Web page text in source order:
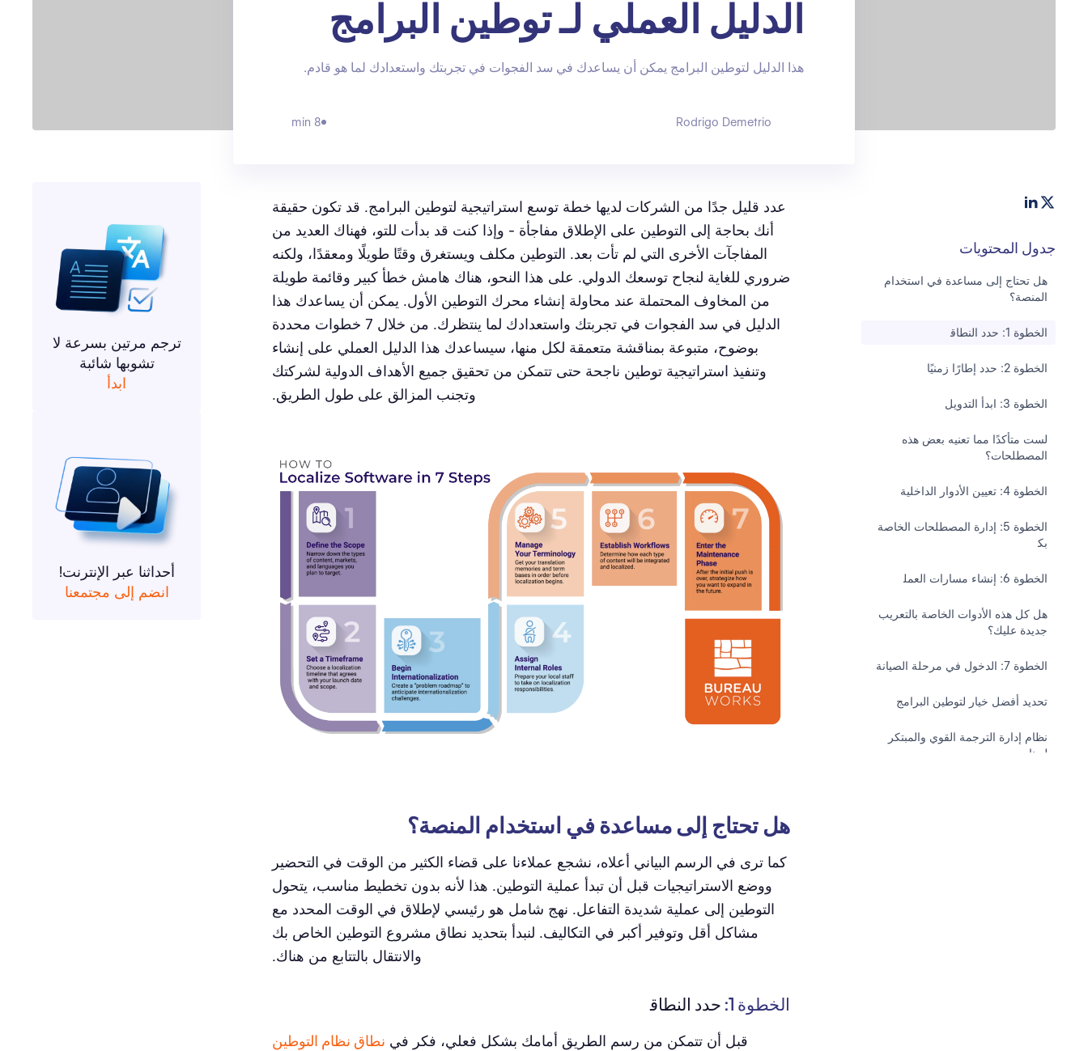
الدليل العملي لـ توطين البرامج
هذا الدليل لتوطين البرامج يمكن أن يساعدك في سد الفجوات في تجربتك واستعدادك لما هو قادم.
Rodrigo Demetrio
8 min
جدول المحتويات
هل تحتاج إلى مساعدة في استخدام
المنصة؟
الخطوة 1: حدد النطاق‍
الخطوة 2: حدد إطارًا زمنيًا
الخطوة 3: ابدأ التدويل
لست متأكدًا مما تعنيه بعض هذه
المصطلحات؟
الخطوة 4: تعيين الأدوار الداخلية
الخطوة 5: إدارة المصطلحات الخاصة
بك‍
الخطوة 6: إنشاء مسارات العمل‍
هل كل هذه الأدوات الخاصة بالتعريب
جديدة عليك؟
الخطوة 7: الدخول في مرحلة الصيانة
تحديد أفضل خيار لتوطين البرامج
نظام إدارة الترجمة القوي والمبتكر
لدينا
عدد قليل جدًا من الشركات لديها خطة توسع استراتيجية لتوطين البرامج. قد تكون حقيقة
أنك بحاجة إلى التوطين على الإطلاق مفاجأة - وإذا كنت قد بدأت للتو، فهناك العديد من
المفاجآت الأخرى التي لم تأت بعد. التوطين مكلف ويستغرق وقتًا طويلًا ومعقدًا، ولكنه
ضروري للغاية لنجاح توسعك الدولي. على هذا النحو، هناك هامش خطأ كبير وقائمة طويلة
من المخاوف المحتملة عند محاولة إنشاء محرك التوطين الأول. يمكن أن يساعدك هذا
الدليل في سد الفجوات في تجربتك واستعدادك لما ينتظرك. من خلال 7 خطوات محددة
بوضوح، متبوعة بمناقشة متعمقة لكل منها، سيساعدك هذا الدليل العملي على إنشاء
وتنفيذ استراتيجية توطين ناجحة حتى تتمكن من تحقيق جميع الأهداف الدولية لشركتك
وتجنب المزالق على طول الطريق.
هل تحتاج إلى مساعدة في استخدام المنصة؟
كما ترى في الرسم البياني أعلاه، نشجع عملاءنا على قضاء الكثير من الوقت في التحضير
ووضع الاستراتيجيات قبل أن تبدأ عملية التوطين. هذا لأنه بدون تخطيط مناسب، يتحول
التوطين إلى عملية شديدة التفاعل. نهج شامل هو رئيسي لإطلاق في الوقت المحدد مع
مشاكل أقل وتوفير أكبر في التكاليف. لنبدأ بتحديد نطاق مشروع التوطين الخاص بك
والانتقال بالتتابع من هناك.
الخطوة 1: حدد النطاق
قبل أن تتمكن من رسم الطريق أمامك بشكل فعلي، فكر في نطاق نظام التوطين
ترجم مرتين بسرعة لا
تشوبها شائبة
ابدأ
أحداثنا عبر الإنترنت!
انضم إلى مجتمعنا